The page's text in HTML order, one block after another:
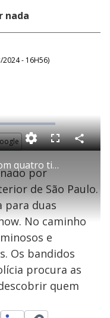
nada
2024 - 16H56)
Músico é assassinado com quatro tiros no interior de São Paulo
F
l
r
e
n
C
o
i
l
por
de São Paulo.
para duas
No caminho
e
Os bandidos
procura as
quem